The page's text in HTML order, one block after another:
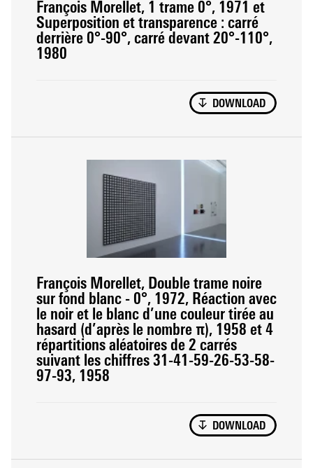
François Morellet, 1 trame 0°, 1971 et
Superposition et transparence : carré
derrière 0°-90°, carré devant 20°-110°,
1980
DOWNLOAD
François Morellet, Double trame noire
sur fond blanc - 0°, 1972, Réaction avec
le noir et le blanc d’une couleur tirée au
hasard (d’après le nombre π), 1958 et 4
répartitions aléatoires de 2 carrés
suivant les chiffres 31-41-59-26-53-58-
97-93, 1958
DOWNLOAD